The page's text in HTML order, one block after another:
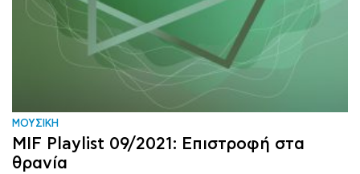
ΜΟΥΣΙΚΗ
MIF Playlist 09/2021: Επιστροφή στα
θρανία